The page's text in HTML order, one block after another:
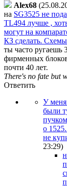
Alex68
на SG3525 не
TL494 лучше ,
могут на
КЗ сделать.
ты часто ругаешь
фирменных
почти 40 лет.
There's no fate but
Ответить
У меня
были
о
не
23:29)